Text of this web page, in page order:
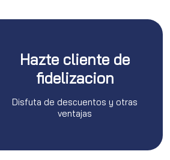
Hazte cliente de
fidelizacion
Disfuta de descuentos y otras
ventajas